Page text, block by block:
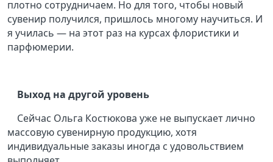
плотно сотрудничаем. Но для того, чтобы новый
сувенир получился, пришлось многому научиться. И
я училась — на этот раз на курсах флористики и
парфюмерии.
Выход на другой уровень
Сейчас Ольга Костюкова уже не выпускает лично
массовую сувенирную продукцию, хотя
индивидуальные заказы иногда с удовольствием